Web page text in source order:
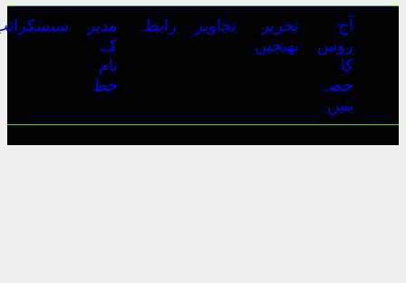
رابطہ
مدیر
کے
سبسکرائب
ہمارے
بارے
میں
اشتہارات